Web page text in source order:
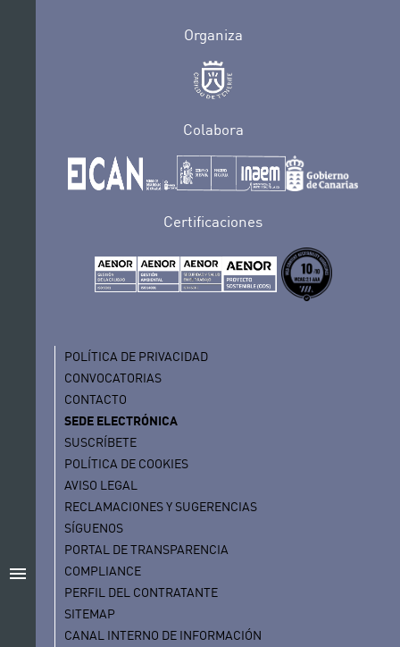
menu
Organiza
Colabora
Certificaciones
POLÍTICA DE PRIVACIDAD
CONVOCATORIAS
CONTACTO
SEDE ELECTRÓNICA
SUSCRÍBETE
POLÍTICA DE COOKIES
AVISO LEGAL
RECLAMACIONES Y SUGERENCIAS
SÍGUENOS
PORTAL DE TRANSPARENCIA
COMPLIANCE
PERFIL DEL CONTRATANTE
SITEMAP
CANAL INTERNO DE INFORMACIÓN